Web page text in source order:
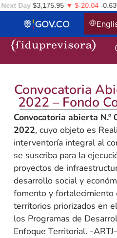
Day $3,175.95 ▼ $-20.04-0.63%
Convocatoria
2022 – Fondo
Convocatoria abierta N.º
2022, cuyo objeto es
interventoría integral al
se suscriba para la
proyectos de
desarrollo social y
fomento y fortalecimiento
territorios priorizados en
los Programas de
Enfoque Territorial. -